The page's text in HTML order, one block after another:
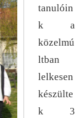
tanulóin
k a
közelmú
ltban
lelkesen
készülte
k 3